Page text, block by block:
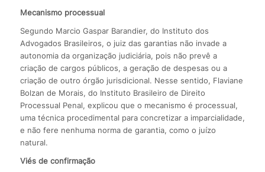
Mecanismo processual
Segundo Marcio Gaspar Barandier, do Instituto dos
Advogados Brasileiros, o juiz das garantias não invade a
autonomia da organização judiciária, pois não prevê a
criação de cargos públicos, a geração de despesas ou a
criação de outro órgão jurisdicional. Nesse sentido, Flaviane
Bolzan de Morais, do Instituto Brasileiro de Direito
Processual Penal, explicou que o mecanismo é processual,
uma técnica procedimental para concretizar a imparcialidade,
e não fere nenhuma norma de garantia, como o juízo
natural.
Viés de confirmação